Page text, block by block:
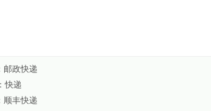
邮政快递
快递
顺丰快递